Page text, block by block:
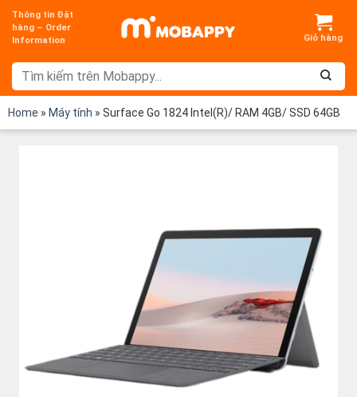
Chuyển
đến
dung
Thông tin Đặt
hàng – Order
Information
Home » Máy tính » Surface Go 1824 Intel(R)/ RAM 4GB/ SSD 64GB